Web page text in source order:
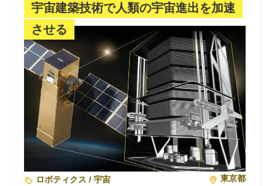
宇宙建築技術で人類の宇宙進出を加速
させる
ロボティクス / 宇宙 東京都